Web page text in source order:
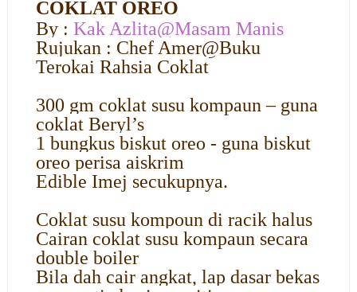
COKLAT OREO
By : Kak Azlita@Masam Manis
Rujukan : Chef Amer@Buku
Terokai Rahsia Coklat
300 gm coklat susu kompaun – guna
coklat Beryl’s
1 bungkus biskut oreo - guna biskut
oreo perisa aiskrim
Edible Imej secukupnya.
Coklat susu kompoun di racik halus
Cairan coklat susu kompaun secara
double boiler
Bila dah cair angkat, lap dasar bekas